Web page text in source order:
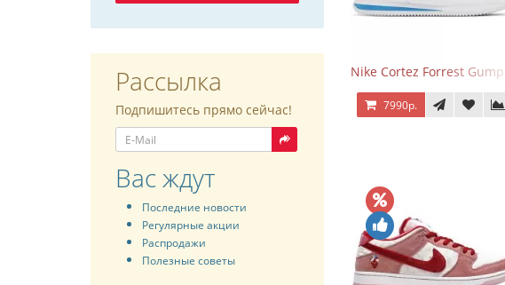
Рассылка
Подпишитесь прямо сейчас!
Вас ждут
Последние новости
Регулярные акции
Распродажи
Полезные советы
Nike Cortez Forrest Gump
7990р.